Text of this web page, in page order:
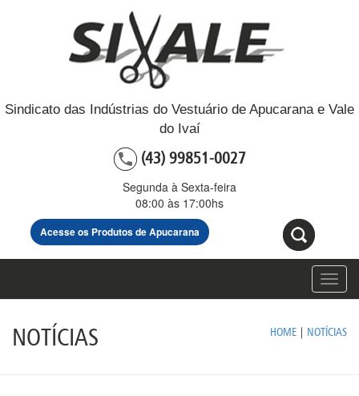
Sindicato das Indústrias do Vestuário de Apucarana e Vale
do Ivaí
(43) 99851-0027
Segunda à Sexta-feira
08:00 às 17:00hs
Acesse os Produtos de Apucarana
NOTÍCIAS HOME | NOTÍCIAS